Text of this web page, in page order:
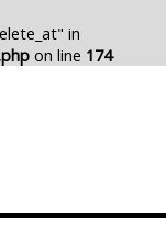
in
on line 174